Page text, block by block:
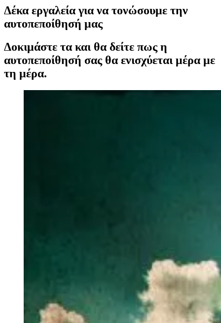
Δέκα εργαλεία για να τονώσουμε την
αυτοπεποίθησή μας
Δοκιμάστε τα και θα δείτε πως η
αυτοπεποίθησή σας θα ενισχύεται μέρα με
τη μέρα.